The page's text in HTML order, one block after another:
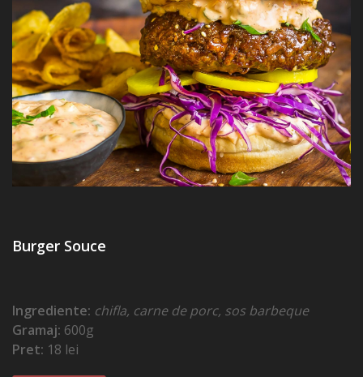
Burger Souce
Ingrediente: chifla, carne de porc, sos barbeque
Gramaj: 600g
Pret: 18 lei